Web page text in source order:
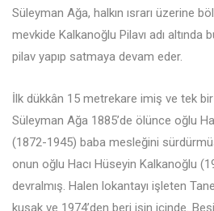
Süleyman Ağa, halkın ısrarı üzerine
mevkide Kalkanoğlu Pilavı adı
pilav yapıp satmaya devam eder.
İlk dükkân 15 metrekare imiş ve tek
Süleyman Ağa 1885’de ölünce oğlu
(1872-1945) baba mesleğini
onun oğlu Hacı Hüseyin Kalkanoğlu
devralmış. Halen lokantayı işleten